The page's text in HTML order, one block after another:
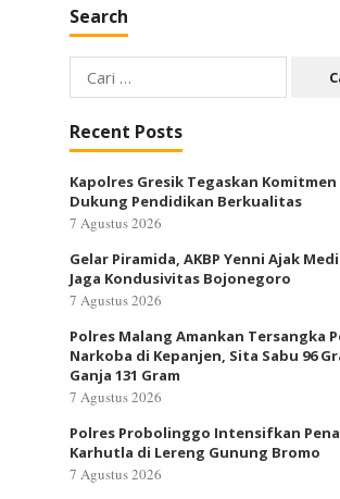
Search
Cari
untuk:
Recent Posts
Kapolres Gresik Tegaskan Komitmen
Dukung Pendidikan Berkualitas
7 Agustus 2026
Gelar Piramida, AKBP Yenni Ajak
Jaga Kondusivitas Bojonegoro
7 Agustus 2026
Polres Malang Amankan Tersangka
Narkoba di Kepanjen, Sita Sabu 96
Ganja 131 Gram
7 Agustus 2026
Polres Probolinggo Intensifkan
Karhutla di Lereng Gunung Bromo
7 Agustus 2026